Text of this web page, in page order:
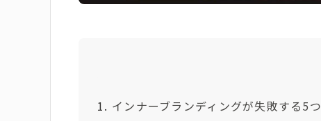
インナーブランディングが失敗する5